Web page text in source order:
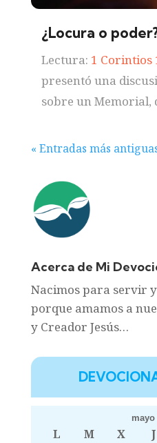
¿Locura o
Lectura: 1 Corintios
presentó una
sobre un Memorial,
« Entradas más
Acerca de Mi
Nacimos para servir
porque amamos a
y Creador Jesús…
mayo
L M X J